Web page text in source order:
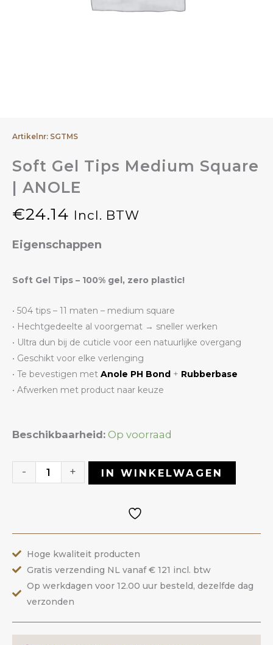
Artikelnr: SGTMS
Soft Gel Tips Medium Square
| ANOLE
€24.14 Incl. BTW
Eigenschappen
Soft Gel Tips – 100% gel, zero plastic!
• 504 tips – 11 maten – medium square
• Hechtgedeelte al voorgemat → sneller werken
• Ultra dun bij de cuticle voor een natuurlijke overgang
• Geschikt voor elke verlenging
• Te bevestigen met Anole PH Bond + Rubberbase
• Afwerken met product naar keuze
Beschikbaarheid: Op voorraad
-
Soft
Tips
aantal
+ IN WINKELWAGEN
Hoge kwaliteit producten
Gratis verzending NL vanaf € 121 incl. btw
Op werkdagen voor 12.00 uur besteld, dezelfde dag
verzonden